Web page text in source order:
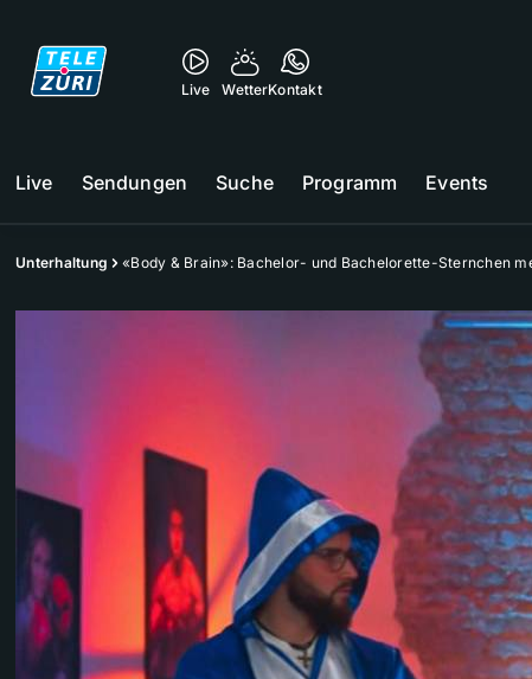
Live WetterKontakt
Live Sendungen Suche Programm Events
Unterhaltung «Body & Brain»: Bachelor- und Bachelorette-Sternchen